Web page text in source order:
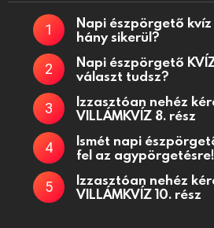
Napi észpörgető
hány sikerül?
Napi észpörgető
választ tudsz?
Izzasztóan nehéz
VILLÁMKVÍZ 8. rész
Ismét napi
fel az agypörgetésre!
Izzasztóan nehéz
VILLÁMKVÍZ 10. rész